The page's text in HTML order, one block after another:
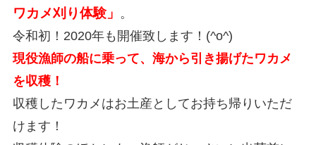
ワカメ刈り体験」 。
令和初！2020年も開催致します！(^o^)
現役漁師の船に乗って、海から引き揚げたワカメ
を収穫！
収穫したワカメはお土産としてお持ち帰りいただ
けます！